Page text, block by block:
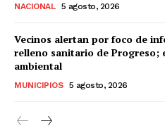
NACIONAL 5 agosto, 2026
Vecinos alertan por foco de
relleno sanitario de Progreso;
ambiental
MUNICIPIOS 5 agosto, 2026